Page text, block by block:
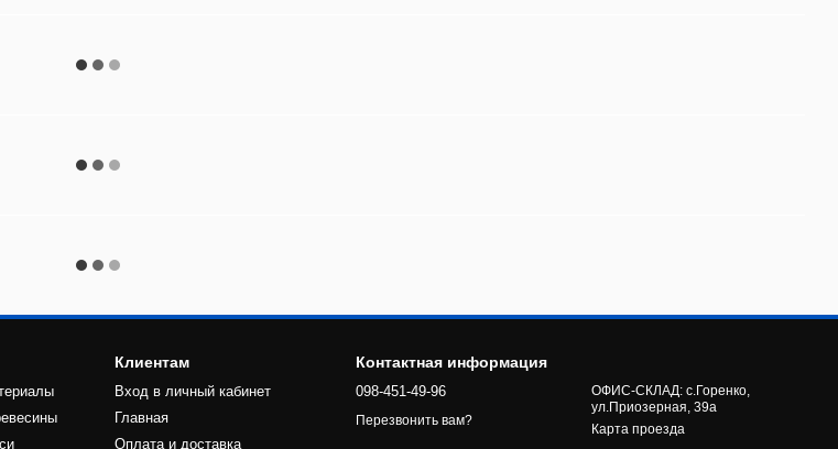
Клиентам
Вход в личный кабинет
Главная
Оплата и доставка
Контактная информация
098-451-49-96
Перезвонить вам?
ОФИС-СКЛАД: с.Горенко,
ул.Приозерная, 39а
Карта проезда